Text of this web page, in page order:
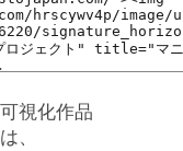
視化作品
、